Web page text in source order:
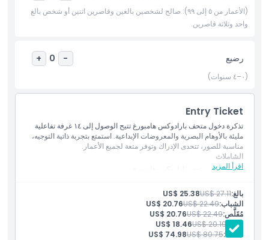
كيفية الوصول إلى هناك
قواعد اللباس
سياسة الإلغاء
(الأعمار من ٥ إلى ٩٩): صالح لشخصين بالغين وقاصرين اثنين أو شخص بالغ
واحد وثلاثة قاصرين.
رضيع -
0
+
(٠–٤ سنوات)
Entry Ticket
تذكرة دخول متحف بارادوكس هامبورغ تتيح الوصول إلى ١٤ غرفة تفاعلية
مليئة بالأوهام البصرية والمعروضات الإبداعية. استمتع بتجربة ذاتية التوجيه،
مناسبة للصور، تتحدى الإدراك وتوفر متعة لجميع الأعمار.
اقرأ المزيد
الشاملات
الدخول إلى: متحف بارادوكس هامبورغ
بالغ:US$ 27.11
US$ 25.38
الشباب:US$ 22.49
US$ 20.76
مُقَلَّص:US$ 22.49
US$ 20.76
طفل: US$ 20.19
US$ 18.46
العائلة:US$ 80.75
US$ 74.98